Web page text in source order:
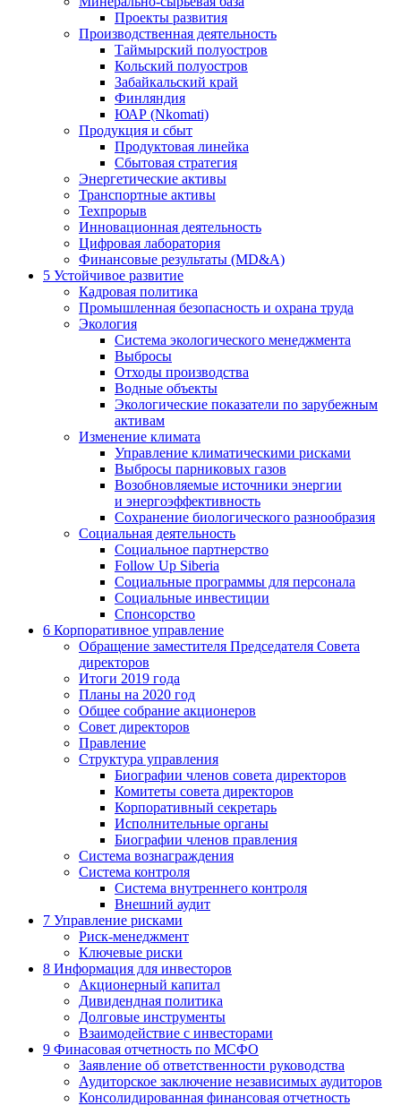
Проекты развития
Производственная деятельность
Таймырский полуостров
Кольский полуостров
Забайкальский край
Финляндия
ЮАР (Nkomati)
Продукция и сбыт
Продуктовая линейка
Сбытовая стратегия
Энергетические активы
Транспортные активы
Техпрорыв
Инновационная деятельность
Цифровая лаборатория
Финансовые результаты (MD&A)
5 Устойчивое развитие
Кадровая политика
Промышленная безопасность и охрана труда
Экология
Система экологического менеджмента
Выбросы
Отходы производства
Водные объекты
Экологические показатели по зарубежным
активам
Изменение климата
Управление климатическими рисками
Выбросы парниковых газов
Возобновляемые источники энергии
и энергоэффективность
Сохранение биологического разнообразия
Социальная деятельность
Социальное партнерство
Follow Up Siberia
Социальные программы для персонала
Социальные инвестиции
Спонсорство
6 Корпоративное управление
Обращение заместителя Председателя Совета
директоров
Итоги 2019 года
Планы на 2020 год
Общее собрание акционеров
Совет директоров
Правление
Структура управления
Биографии членов совета директоров
Комитеты совета директоров
Корпоративный секретарь
Исполнительные органы
Биографии членов правления
Система вознаграждения
Система контроля
Система внутреннего контроля
Внешний аудит
7 Управление рисками
Риск-менеджмент
Ключевые риски
8 Информация для инвесторов
Акционерный капитал
Дивидендная политика
Долговые инструменты
Взаимодействие с инвеcторами
9 Финасовая отчетность по МСФО
Заявление об ответственности руководства
Аудиторское заключение независимых аудиторов
Консолидированная финансовая отчетность